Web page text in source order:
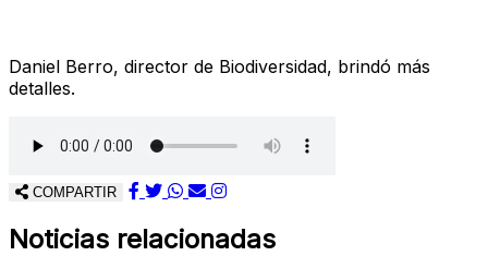
Daniel Berro, director de Biodiversidad, brindó más
detalles.
COMPARTIR
Noticias relacionadas